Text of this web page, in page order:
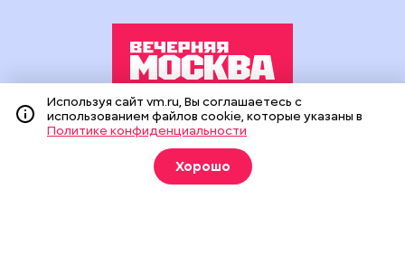
Издание создано при финансовой поддержке Департамента
средств массовой информации и рекламы города Москвы.
На сайте применяются рекомендательные технологии
(информационные технологии предоставления информации
на основе сбора, систематизации и анализа сведений,
Используя сайт vm.ru, Вы соглашаетесь с
использованием файлов cookie, которые указаны в
Политике конфиденциальности
Хорошо